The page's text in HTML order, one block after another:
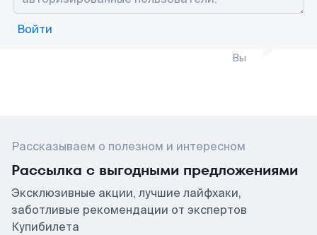
Войти
Вы
Рассказываем о полезном и интересном
Рассылка с выгодными предложениями
Эксклюзивные акции, лучшие лайфхаки,
заботливые рекомендации от экспертов
Купибилета